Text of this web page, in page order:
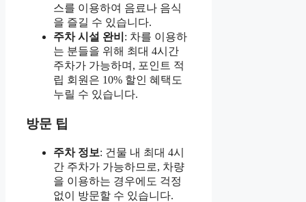
스를 이용하여 음료나 음식
을 즐길 수 있습니다.
주차 시설 완비 : 차를 이용하
는 분들을 위해 최대 4시간
주차가 가능하며, 포인트 적
립 회원은 10% 할인 혜택도
누릴 수 있습니다.
방문 팁
주차 정보: 건물 내 최대 4시
간 주차가 가능하므로, 차량
을 이용하는 경우에도 걱정
없이 방문할 수 있습니다.